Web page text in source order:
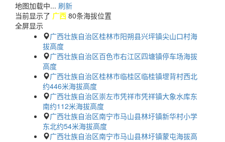
地图加载中... 刷新
当前显示了 广西 80条海拔位置
全屏显示
广西壮族自治区桂林市阳朔县兴坪镇尖山口村海
拔高度
广西壮族自治区百色市右江区四塘镇停车场海拔
高度
广西壮族自治区桂林市临桂区临桂镇堽背村西北
约446米海拔高度
广西壮族自治区崇左市凭祥市凭祥镇大象水库东
南约112米海拔高度
广西壮族自治区南宁市马山县林圩镇新华村小学
东北约54米海拔高度
广西壮族自治区南宁市马山县林圩镇蒙屯海拔高